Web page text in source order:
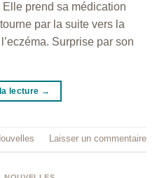
prend sa médication
par la suite vers la
Surprise par son
lecture →
Laisser un commentaire